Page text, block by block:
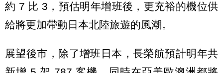
約 7 比 3，預估明年增班後，更充裕的機位供
給將更加帶動日本北陸旅遊的風潮。
展望後市，除了增班日本，長榮航預計明年共